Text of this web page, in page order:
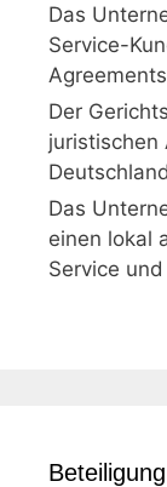
Das
Service-
Der
juristischen
Das
einen lokal
Service